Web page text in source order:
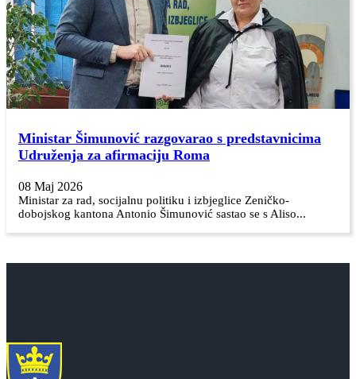
Ministar Šimunović razgovarao s predstavnicima
Udruženja za afirmaciju Roma
08 Maj 2026
Ministar za rad, socijalnu politiku i izbjeglice Zeničko-
dobojskog kantona Antonio Šimunović sastao se s Aliso...